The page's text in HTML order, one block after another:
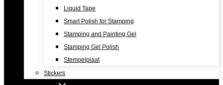
Liquid Tape
Smart Polish for Stamping
Stamping and Painting Gel
Stamping Gel Polish
Stempelplaat
Stickers